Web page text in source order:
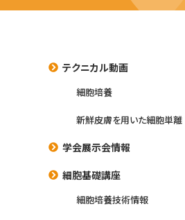
テクニカル動画
細胞培養
新鮮皮膚を用いた細胞単離
学会展示会情報
細胞基礎講座
細胞培養技術情報